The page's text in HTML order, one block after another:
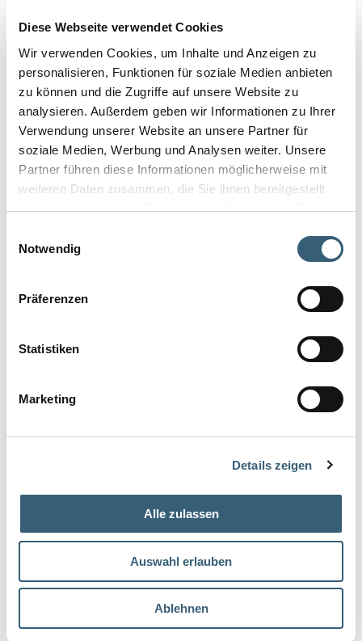
Diese Webseite verwendet Cookies
Wir verwenden Cookies, um Inhalte und Anzeigen zu
personalisieren, Funktionen für soziale Medien anbieten
zu können und die Zugriffe auf unsere Website zu
analysieren. Außerdem geben wir Informationen zu Ihrer
Verwendung unserer Website an unsere Partner für
soziale Medien, Werbung und Analysen weiter. Unsere
Partner führen diese Informationen möglicherweise mit
weiteren Daten zusammen, die Sie ihnen bereitgestellt
haben oder die sie im Rahmen Ihrer Nutzung der Dienste
Notwendig
Präferenzen
Statistiken
Marketing
Details zeigen
Alle zulassen
Auswahl erlauben
Ablehnen
Das könnte Sie auch interessieren